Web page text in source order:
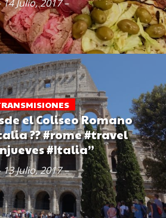
14 Julio, 2017 –
el Coliseo Romano
?? #rome #travel
#Italia”
13 Julio, 2017 –